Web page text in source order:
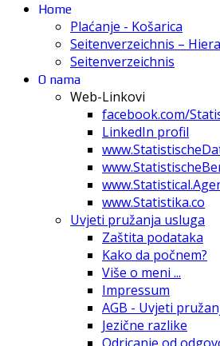
Home
Plaćanje - Košarica
Seitenverzeichnis –
Seitenverzeichnis
O nama
Web-Linkovi
facebook.com/
LinkedIn profil
www.Statistika.co
Uvjeti pružanja usluga
Zaštita podataka
Kako da počnem?
Više o meni ...
Impressum
AGB - Uvjeti
Jezične razlike